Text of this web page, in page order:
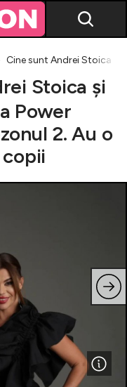
Cine sunt Andrei Stoica și
Stoica și
Power
2. Au o
copii